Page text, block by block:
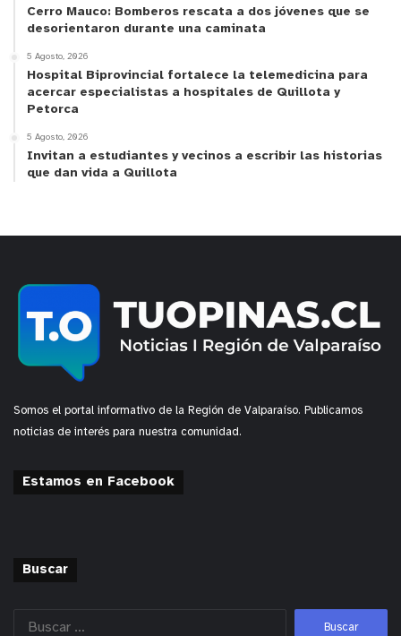
Cerro Mauco: Bomberos rescata a dos jóvenes que se
desorientaron durante una caminata
5 Agosto, 2026
Hospital Biprovincial fortalece la telemedicina para
acercar especialistas a hospitales de Quillota y
Petorca
5 Agosto, 2026
Invitan a estudiantes y vecinos a escribir las historias
que dan vida a Quillota
Somos el portal informativo de la Región de Valparaíso. Publicamos
noticias de interés para nuestra comunidad.
Estamos en Facebook
Buscar